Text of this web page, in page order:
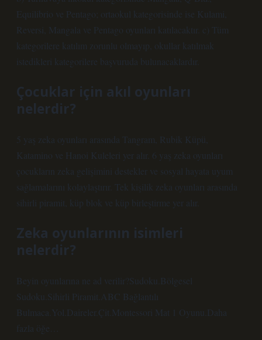
Equilibrio ve Pentago; ortaokul kategorisinde ise Kulami,
Reversi, Mangala ve Pentago oyunları katılacaktır. c) Tüm
kategorilere katılım zorunlu olmayıp, okullar katılmak
istedikleri kategorilere başvuruda bulunacaklardır.
Çocuklar için akıl oyunları
nelerdir?
5 yaş zeka oyunları arasında Tangram, Rubik Küpü,
Katamino ve Hanoi Kuleleri yer alır. 6 yaş zeka oyunları
çocukların zeka gelişimini destekler ve sosyal hayata uyum
sağlamalarını kolaylaştırır. Tek kişilik zeka oyunları arasında
sihirli piramit, küp blok ve küp birleştirme yer alır.
Zeka oyunlarının isimleri
nelerdir?
Beyin oyunlarına ne ad verilir?Sudoku.Bölgesel
Sudoku.Sihirli Piramit.ABC Bağlantılı
Bulmaca.Yol.Daireler.Çit.Montessori Mat 1 Oyunu.Daha
fazla öğe…